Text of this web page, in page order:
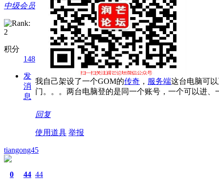
中级会员
积分
148
发
消
息
我自己架设了一个GOM的传奇 ， 服务端这台电脑可
门。。。两台电脑登的是同一个账号，一个可以进、
回复
使用道具 举报
tiangong45
0 44 44